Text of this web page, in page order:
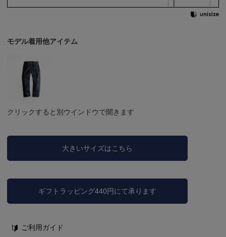
モデル着用他アイテム
クリックすると別ウインドウで開きます
大きいサイズはこちら
ギフトラッピング440円にて承ります
ご利用ガイド